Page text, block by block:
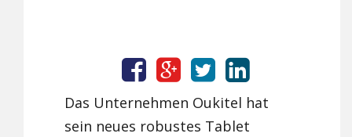
Das Unternehmen Oukitel hat
sein neues robustes Tablet